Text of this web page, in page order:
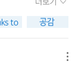
을 많이 포용하
장면은 이 소
콜라쥬가 인상
데, 역시 이 책
프레드릭'도 그
리만 즐길지 몰